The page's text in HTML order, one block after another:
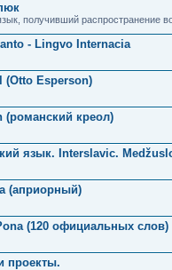
получивший распространение
- Lingvo Internacia
Esperson)
креол)
язык. Interslavic.
(априорный)
(120 официальных слов)
проекты.